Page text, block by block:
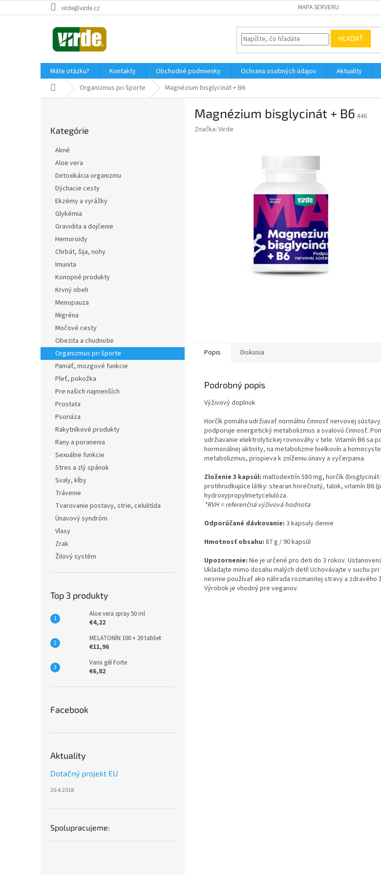
na
virde@virde.cz MAPA SERVERU
HĽADAŤ
Máte otázku? Kontakty Obchodné podmienky Ochrana osobných údajov Aktuality
Domov Organizmus pri športe Magnézium bisglycinát + B6
kategórie
Kategórie
Akné
Aloe vera
Detoxikácia organizmu
Dýchacie cesty
Ekzémy a vyrážky
Glykémia
Gravidita a dojčenie
Hemoroidy
Chrbát, šija, nohy
Imunita
Konopné produkty
Krvný obeh
Menopauza
Migréna
Močové cesty
Obezita a chudnutie
Organizmus pri športe
Pamäť, mozgové funkcie
Pleť, pokožka
Pre našich najmenších
Prostata
Psoriáza
Rakytníkové produkty
Rany a poranenia
Sexuálne funkcie
Stres a zlý spánok
Svaly, kĺby
Trávenie
Tvarovanie postavy, strie, celulitída
Únavový syndróm
Vlasy
Zrak
Žilový systém
Top 3 produkty
Aloe vera spray 50 ml
€4,22
MELATONÍN 100 + 20 tabliet
€11,96
Varix gél Forte
€6,82
Facebook
Aktuality
Dotačný projekt EU
20.4.2018
Spolupracujeme:
Magnézium bisglycinát + B6 446
Značka: Virde
Popis Diskusia
Podrobný popis
Výživový doplnok
Horčík pomáha udržiavať normálnu činnosť nervovej
podporuje energetický metabolizmus a svalovú činnosť.
udržiavanie elektrolytickej rovnováhy v tele. Vitamín B6 sa
hormonálnej aktivity, na metabolizme bielkovín a
metabolizmus, prispieva k zníženiu únavy a vyčerpania.
Zloženie 3 kapsúl: maltodextrín 580 mg, horčík (bisglycinát
protihrudkujúce látky: stearan horečnatý, talok, vitamín B6
hydroxypropylmetycelulóza.
*RVH = referenčná výživová hodnota
Odporúčané dávkovanie: 3 kapsuly denne
Hmotnosť obsahu: 87 g / 90 kapsúl
Upozornenie: Nie je určené pro deti do 3 rokov.
Ukladajte mimo dosahu malých detí! Uchovávajte v suchu
nesmie používať ako náhrada rozmanitej stravy a zdravého
Výrobok je vhodný pre veganov.